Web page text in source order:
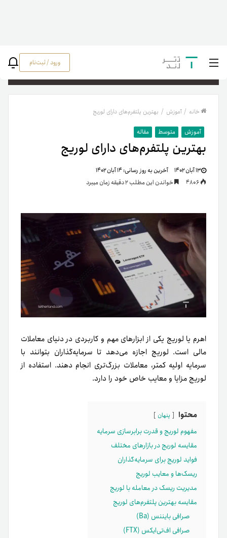
ورود / ثبت‌نام
خانه / آموزش / بهترین پلتفرم‌های دارای لوریج
آموزش متوسط مقاله
بهترین پلتفرم‌های دارای لوریج
۱۳ آبان ۱۴۰۲ آخرین به روز رسانی:۱۴ آبان ۱۴۰۲
خواندن این مطلب 2 دقیقه زمان میبرد
اهرم یا لوریج یکی از ابزارهای مهم و کاربردی در دنیای معاملات
مالی است. لوریج اجازه می‌دهد تا سرمایه‌گذاران بتوانند با
سرمایه اولیه کمتر، معاملات بزرگ‌تری انجام دهند. استفاده از
لوریج مزایا و معایب خاص خود را دارد.
محتوا پنهان
مفهوم لوریج و قدرت برابرسازی سرمایه
مقایسه لوریج در بازارهای مختلف
فواید لوریج برای سرمایه‌گذاران
ریسک‌ها و معایب لوریج
مدیریت ریسک در معامله با لوریج
مقایسه بهترین پلتفرم‌های لوریج
صرافی بایننس (Ba)
صرافی اف‌تی‌ایکس (FTX)